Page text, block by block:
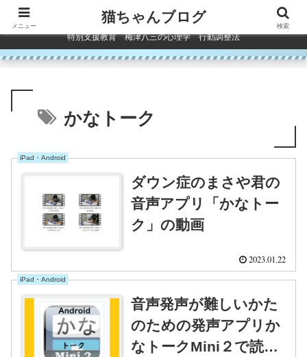
コンテンツへスキップ
特別支援教育 梅津八三の心理学 行動調整法
かなトーク
iPad・Android
ダウン症のまさや君の
音声アプリ「かなトー
ク」の動画
2023.01.22
iPad・Android
音声発声が難しいかた
のための発声アプリか
なトークMini２で読み
メニュー
猫ちゃんブログ
検索